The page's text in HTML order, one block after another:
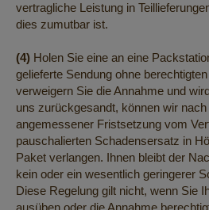
vertragliche Leistung in
dies zumutbar ist.
(4) Holen Sie eine an eine
gelieferte Sendung ohne
verweigern Sie die Annahme und
uns zurückgesandt, können wir
angemessener Fristsetzung vom
pauschalierten Schadensersatz in
Paket verlangen. Ihnen bleibt der
kein oder ein wesentlich geringerer
Diese Regelung gilt nicht, wenn Sie